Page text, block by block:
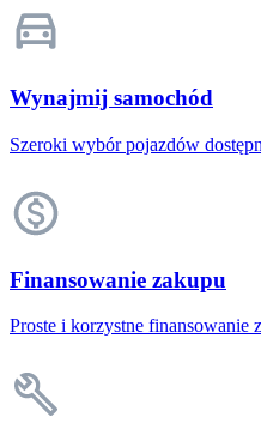
Wynajmij samochód
Szeroki wybór pojazdów
Finansowanie zakupu
Proste i korzystne finansowanie